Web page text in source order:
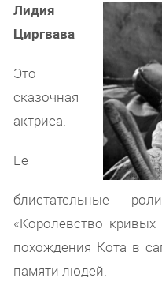
Лидия
Циргвава
Это
сказочная
актриса.
Ее
блистательные
«Королевство
похождения Кота в
памяти людей.